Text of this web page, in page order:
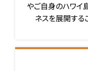
やご自身のハワイ
ネスを展開する